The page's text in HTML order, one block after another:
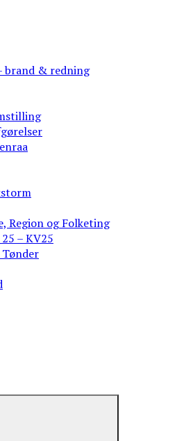
brand & redning
Region og Folketing
– KV25
Tønder